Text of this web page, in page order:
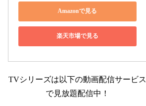
Amazonで見る
楽天市場で見る
TVシリーズは以下の動画配信サービス
で見放題配信中！